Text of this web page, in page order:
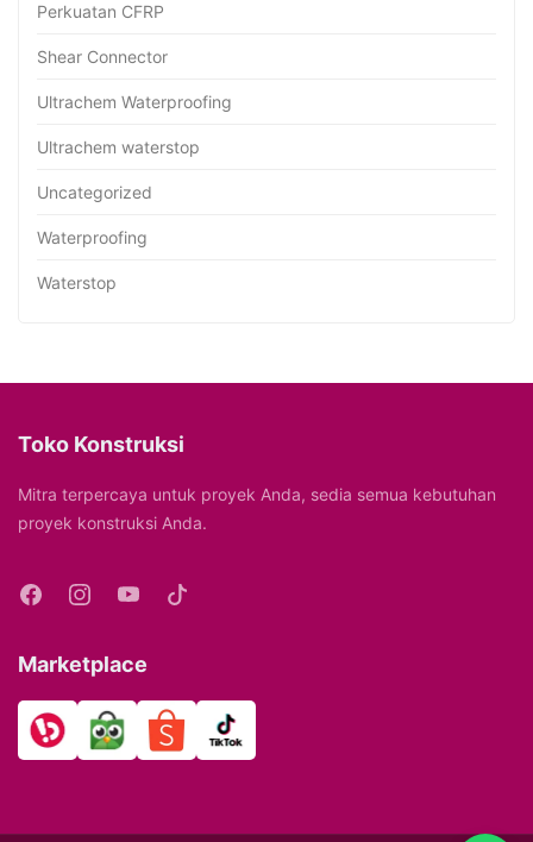
Perkuatan CFRP
Shear Connector
Ultrachem Waterproofing
Ultrachem waterstop
Uncategorized
Waterproofing
Waterstop
Toko Konstruksi
Mitra terpercaya untuk proyek Anda, sedia semua kebutuhan
proyek konstruksi Anda.
Marketplace